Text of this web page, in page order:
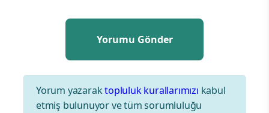
Yorum yazaraktopluluk kurallarımızı kabul
etmiş bulunuyor ve tüm sorumluluğu